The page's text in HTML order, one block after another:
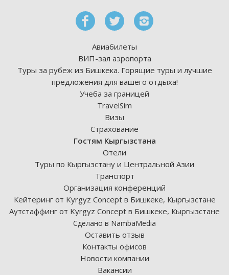
Авиабилеты
ВИП-зал аэропорта
Туры за рубеж из Бишкека. Горящие туры и лучшие
предложения для вашего отдыха!
Учеба за границей
TravelSim
Визы
Страхование
Гостям Кыргызстана
Отели
Туры по Кыргызстану и Центральной Азии
Транспорт
Организация конференций
Кейтеринг от Kyrgyz Concept в Бишкеке, Кыргызстане
Аутстаффинг от Kyrgyz Concept в Бишкеке, Кыргызстане
Сделано в NambaMedia
Оставить отзыв
Контакты офисов
Новости компании
Вакансии